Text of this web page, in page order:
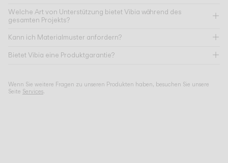
Welche Art von Unterstützung bietet Vibia während des
gesamten Projekts?
Kann ich Materialmuster anfordern?
Bietet Vibia eine Produktgarantie?
Wenn Sie weitere Fragen zu unseren Produkten haben, besuchen Sie unsere
Seite Services.